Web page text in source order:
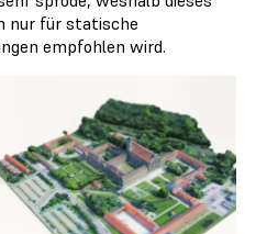
nur für statische
empfohlen wird.